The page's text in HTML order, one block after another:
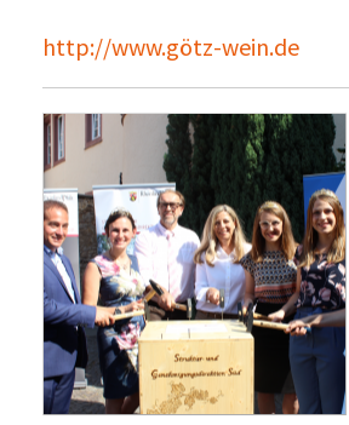
http://www.götz-wein.de